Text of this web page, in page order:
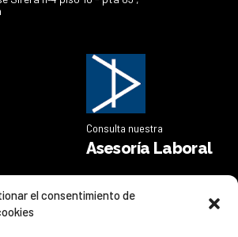
el consentimiento de
Consulta nuestra
Asesoría Laboral